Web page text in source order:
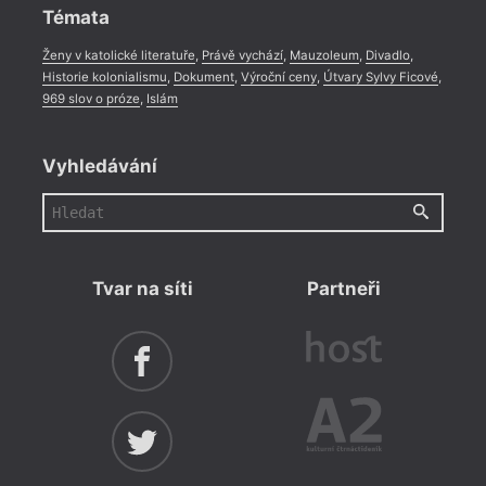
Témata
Ženy v katolické literatuře Právě vychází, Mauzoleum, Divadlo,
Historie kolonialismu Dokument, Výroční ceny, Útvary Sylvy Ficové
969 slov o próze Islám
Vyhledávání
Tvar na síti Partneři